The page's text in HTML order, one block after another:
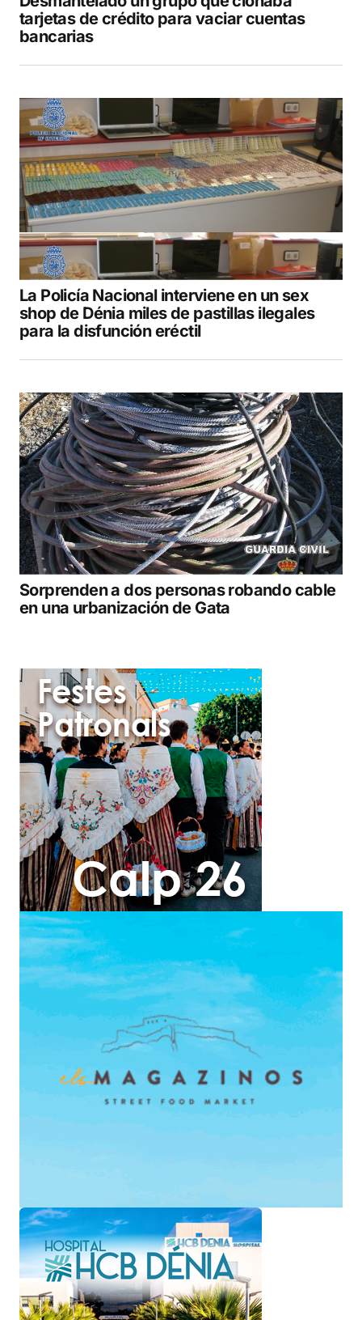
tarjetas de crédito para vaciar cuentas
bancarias
La Policía Nacional interviene en un sex
shop de Dénia miles de pastillas ilegales
para la disfunción eréctil
Sorprenden a dos personas robando cable
en una urbanización de Gata